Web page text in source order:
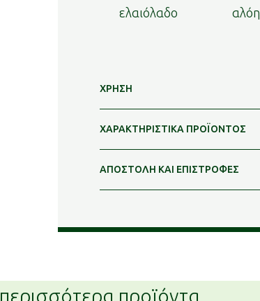
ελαιόλαδο αλόη
ΧΡΗΣΗ
ΧΑΡΑΚΤΗΡΙΣΤΙΚΑ ΠΡΟΪΟΝΤΟΣ
ΑΠΟΣΤΟΛΗ ΚΑΙ ΕΠΙΣΤΡΟΦΕΣ
περισσότερα προϊόντα